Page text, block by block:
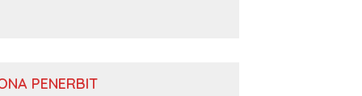
PENERBIT